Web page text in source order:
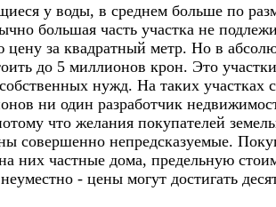
у воды, в среднем больше по
большая часть участка не
цену за квадратный метр. Но в
до 5 миллионов крон. Это
нужд. На таких участках
ни один разработчик
что желания покупателей
совершенно непредсказуемые.
них частные дома, предельную
- цены могут достигать